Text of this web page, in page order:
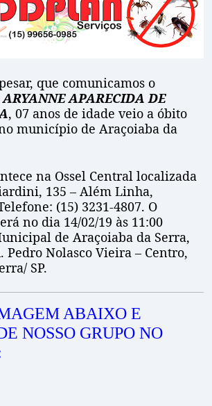
que comunicamos o
ARYANNE APARECIDA DE
, 07 anos de idade veio a óbito
município de Araçoiaba da
na Ossel Central localizada
135 – Além Linha,
(15) 3231-4807. O
no dia 14/02/19 às 11:00
de Araçoiaba da Serra,
Pedro Nolasco Vieira – Centro,
SP.
ABAIXO E
NOSSO GRUPO NO